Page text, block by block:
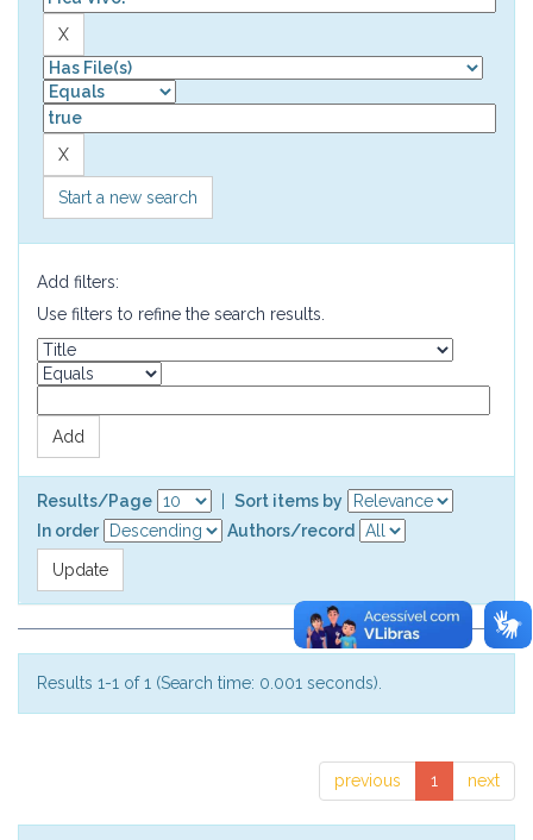
Start a new search
Add filters:
Use filters to refine the search results.
Results/Page
Sort items by
In order
Authors/record
Results 1-1 of 1 (Search time: 0.001 seconds).
previous 1 next